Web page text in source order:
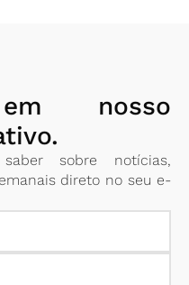
nosso
sobre notícias,
direto no seu e-